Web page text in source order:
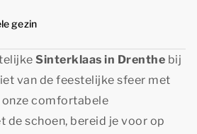
gezin
Sinterklaas in Drenthe bij
van de feestelijke sfeer met
onze comfortabele
de schoen, bereid je voor op